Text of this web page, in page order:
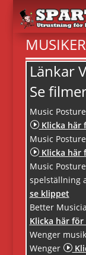
Länkar
Se
Music
IKlicka här
Music
IKlicka här
Music
spelställning
se klippet
Better
Klicka här
Wenger
Wenger I